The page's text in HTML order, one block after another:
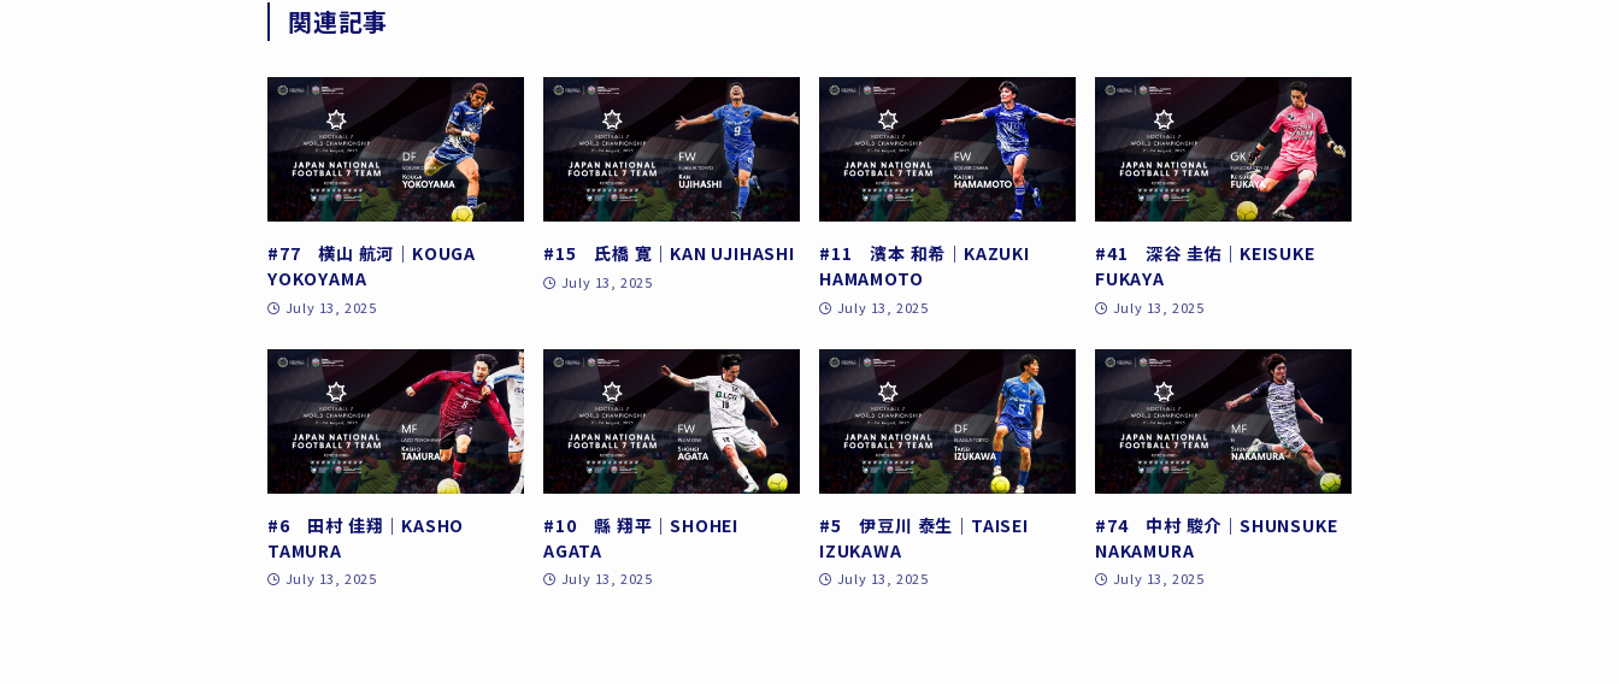
関連記事
#77 横山 航河｜KOUGA
YOKOYAMA
July 13, 2025
#15 氏橋 寛｜KAN UJIHASHI
July 13, 2025
#11 濱本 和希｜KAZUKI
HAMAMOTO
July 13, 2025
#41 深谷 圭佑｜KEISUKE
FUKAYA
July 13, 2025
#6 田村 佳翔｜KASHO
TAMURA
July 13, 2025
#10 縣 翔平｜SHOHEI
AGATA
July 13, 2025
#5 伊豆川 泰生｜TAISEI
IZUKAWA
July 13, 2025
#74 中村 駿介｜SHUNSUKE
NAKAMURA
July 13, 2025